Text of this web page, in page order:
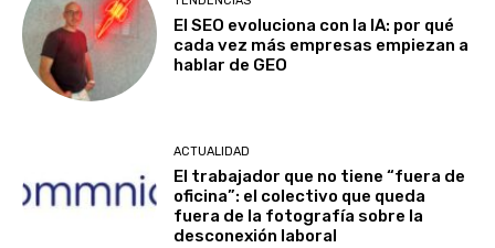
El SEO evoluciona con la IA: por qué
cada vez más empresas empiezan a
hablar de GEO
ACTUALIDAD
El trabajador que no tiene “fuera de
oficina”: el colectivo que queda
fuera de la fotografía sobre la
desconexión laboral